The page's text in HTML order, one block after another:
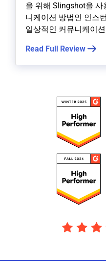
을 위해 Slingshot을
니케이션 방법인 인스
일상적인 커뮤니케이
Read Full Review